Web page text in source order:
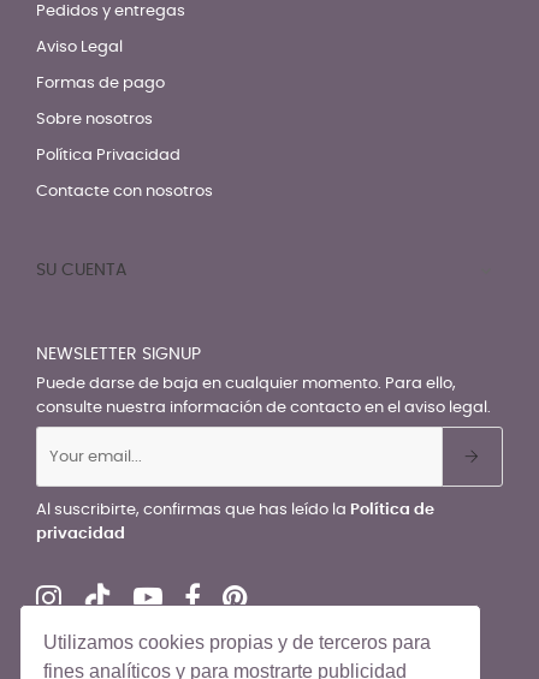
Utilizamos cookies propias y de terceros para
fines analíticos y para mostrarte publicidad
Pedidos y entregas
Aviso Legal
Formas de pago
Sobre nosotros
Política Privacidad
Contacte con nosotros
SU CUENTA
NEWSLETTER SIGNUP
Puede darse de baja en cualquier momento. Para ello,
consulte nuestra información de contacto en el aviso legal.
Al suscribirte, confirmas que has leído la Política de
privacidad